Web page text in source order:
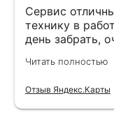
Сервис
технику в
день забрать,
Читать полностью
Отзыв Яндекс.Карты